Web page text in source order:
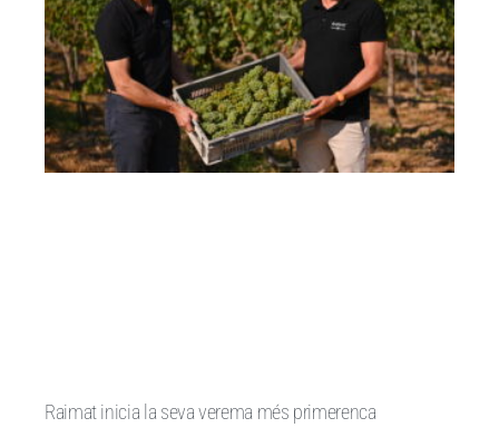
Raimat inicia la seva verema més primerenca